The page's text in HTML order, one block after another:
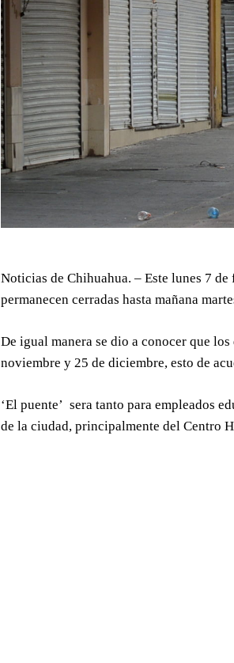
Noticias de Chihuahua. – Este lunes 7
permanecen cerradas hasta mañana
De igual manera se dio a conocer que
noviembre y 25 de diciembre, esto de
‘El puente’ sera tanto para empleados
de la ciudad, principalmente del Centro